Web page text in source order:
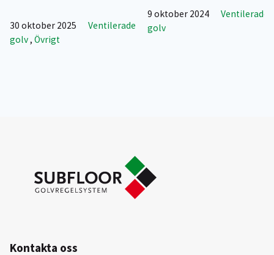
30 oktober 2025
Ventilerade
golv, Övrigt
9 oktober 2024
Ventilerade
golv
Kontakta oss